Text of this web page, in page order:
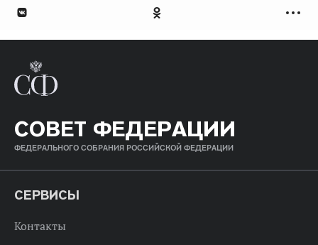
СОВЕТ ФЕДЕРАЦИИ
ФЕДЕРАЛЬНОГО СОБРАНИЯ РОССИЙСКОЙ ФЕДЕРАЦИИ
СЕРВИСЫ
Контакты